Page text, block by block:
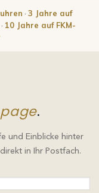
· 3 Jahre auf
· 10 Jahre auf FKM-
.
und Einblicke hinter
in Ihr Postfach.